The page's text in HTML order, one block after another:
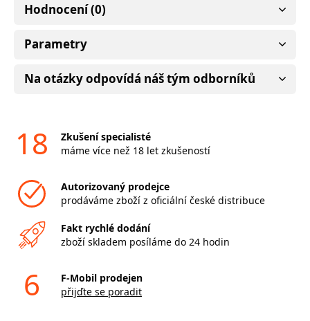
Hodnocení (0)
Parametry
Na otázky odpovídá náš tým odborníků
18
Zkušení specialisté
máme více než 18 let zkušeností
Autorizovaný prodejce
prodáváme zboží z oficiální české distribuce
Fakt rychlé dodání
zboží skladem posíláme do 24 hodin
6
F-Mobil prodejen
přijďte se poradit